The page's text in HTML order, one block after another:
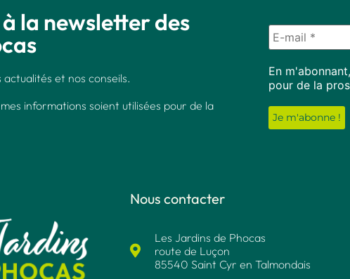
la newsletter des
et nos conseils.
mes informations soient utilisées pour de la
En
pour de la
Nous contacter
Les Jardins de Phocas
route de Luçon
85540 Saint Cyr en Talmondais